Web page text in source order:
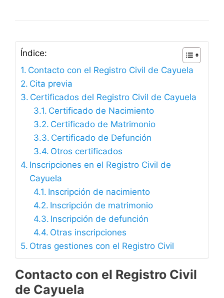
Índice:
Contacto con el Registro Civil de Cayuela
Cita previa
Certificados del Registro Civil de Cayuela
Certificado de Nacimiento
Certificado de Matrimonio
Certificado de Defunción
Otros certificados
Inscripciones en el Registro Civil de
Cayuela
Inscripción de nacimiento
Inscripción de matrimonio
Inscripción de defunción
Otras inscripciones
Otras gestiones con el Registro Civil
Contacto con el Registro Civil
de Cayuela